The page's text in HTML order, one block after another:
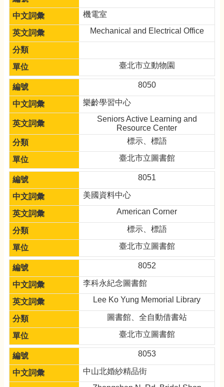
機電室
Mechanical and Electrical Office
臺北市立動物園
8050
樂齡學習中心
Seniors Active Learning and
Resource Center
標示、標語
臺北市立圖書館
8051
美國資料中心
American Corner
標示、標語
臺北市立圖書館
8052
李科永紀念圖書館
Lee Ko Yung Memorial Library
圖書館、全自動借書站
臺北市立圖書館
8053
中山北婚紗精品街